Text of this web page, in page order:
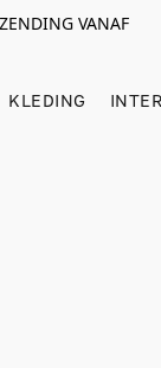
VANAF
KLEDING